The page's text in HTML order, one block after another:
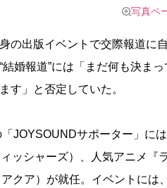
写真ペ
の出版イベントで交際報道に
結婚報道”には「まだ何も決ま
す」と否定していた。
JOYSOUNDサポーター」に
ィッシャーズ）、人気アニメ『
アクア）が就任。イベントには